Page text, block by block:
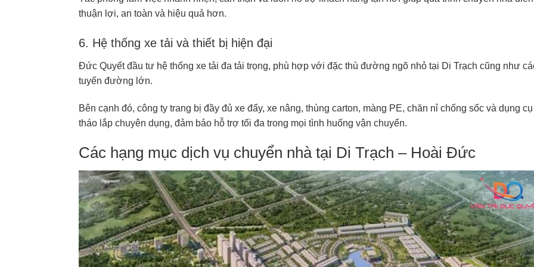
thuận lợi, an toàn và hiệu quả hơn.
6. Hệ thống xe tải và thiết bị hiện đại
Đức Quyết đầu tư hệ thống xe tải đa tải trọng, phù hợp với đặc thù đường ngõ nhỏ tại Di Trạch cũng như
tuyến đường lớn.
Bên cạnh đó, công ty trang bị đầy đủ xe đẩy, xe nâng, thùng carton, màng PE, chăn nỉ chống sốc và dụng cụ
tháo lắp chuyên dụng, đảm bảo hỗ trợ tối đa trong mọi tình huống vận chuyển.
Các hạng mục dịch vụ chuyển nhà tại Di Trạch – Hoài Đức